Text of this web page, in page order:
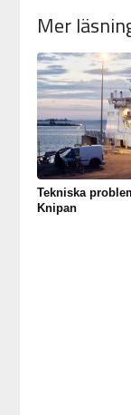
Mer
Tekniska
Knipan